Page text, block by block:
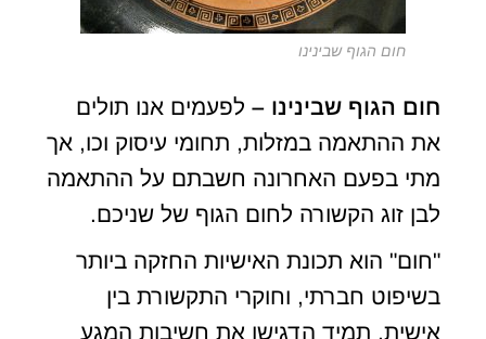
חום הגוף שבינינו
חום הגוף שבינינו – לפעמים אנו תולים
את ההתאמה במזלות, תחומי עיסוק וכו, אך
מתי בפעם האחרונה חשבתם על ההתאמה
לבן זוג הקשורה לחום הגוף של שניכם.
"חום" הוא תכונת האישיות החזקה ביותר
בשיפוט חברתי, וחוקרי התקשורת בין
אישית, תמיד הדגישו את חשיבות המגע